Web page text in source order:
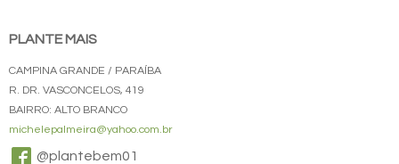
PLANTE MAIS
CAMPINA GRANDE / PARAÍBA
R. DR. VASCONCELOS, 419
BAIRRO: ALTO BRANCO
michelepalmeira@yahoo.com.br
@plantebem01